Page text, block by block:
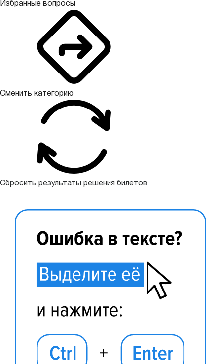
Избранные вопросы
Сменить категорию
Сбросить результаты решения билетов